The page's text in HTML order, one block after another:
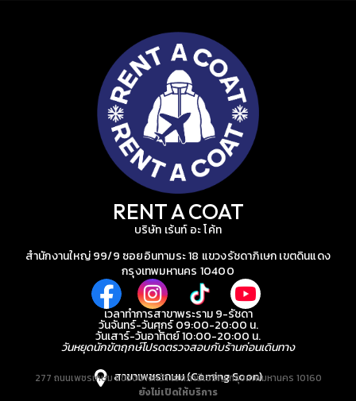
RENT A COAT
บริษัท เร้นท์ อะ โค้ท
สำนักงานใหญ่ 99/9 ซอยอินทามระ 18 แขวงรัชดาภิเษก เขตดินแดง
กรุงเทพมหานคร 10400
เวลาทำการสาขาพระราม 9-รัชดา
วันจันทร์-วันศุกร์ 09:00-20:00 น.
วันเสาร์-วันอาทิตย์ 10:00-20:00 น.
วันหยุดนักขัตฤกษ์โปรดตรวจสอบกับร้านก่อนเดินทาง
สาขาเพชรเกษม (Coming Soon)
277 ถนนเพชรเกษม แขวงบางหว้า เขตภาษีเจริญ กรุงเทพมหานคร 10160
ยังไม่เปิดให้บริการ